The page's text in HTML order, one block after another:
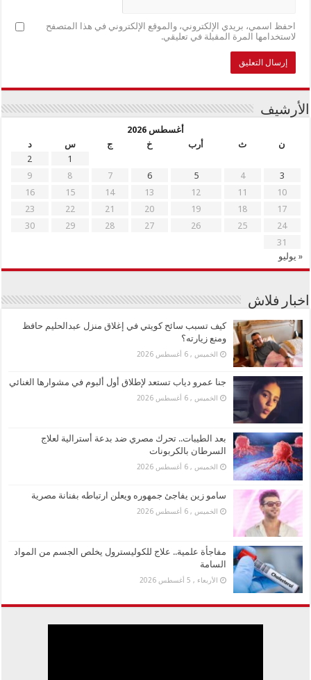
احفظ اسمي، بريدي الإلكتروني، والموقع الإلكتروني في هذا المتصفح
لاستخدامها المرة المقبلة في تعليقي.
الأرشيف
أغسطس 2026
ن
ث أرب خ ج س
د
1
2
3
4
5
6
7
8
9
10
11
12
13
14
15
16
17
18
19
20
21
22
23
24
25
26
27
28
29
30
31
« يوليو
اخبار فلاش
كيف تسبب سائح كويتي في إغلاق منزل عبدالحليم حافظ
ومنع زيارته؟
الخميس , 6 أغسطس 2026
جنا عمرو دياب تستعد لإطلاق أول ألبوم في مشوارها الغنائي
الخميس , 6 أغسطس 2026
بعد الطيبات.. تحرك مصري ضد بدعة أسترالية لعلاج
السرطان بالكربونات
الخميس , 6 أغسطس 2026
سامو زين يفاجئ جمهوره ويعلن ارتباطه بفنانة مصرية
الخميس , 6 أغسطس 2026
مفاجأة علمية.. علاج للكوليسترول يخلص الجسم من المواد
السامة
الأربعاء , 5 أغسطس 2026